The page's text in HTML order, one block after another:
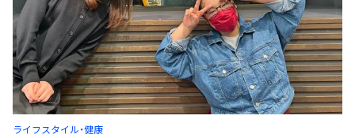
ライフスタイル・健康